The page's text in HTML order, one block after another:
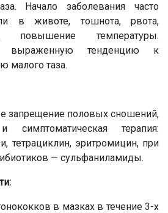
Начало заболевания часто
в животе, тошнота, рвота,
повышение температуры.
выраженную тенденцию к
малого таза.
запрещение половых сношений,
и симптоматическая терапия:
тетрациклин, эритромицин, при
— сульфаниламиды.
в мазках в течение 3-х